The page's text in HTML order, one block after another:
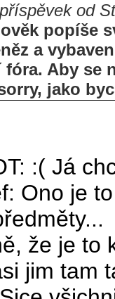
od
popíše
a
fóra. Aby se
jako
:( Já
Ono je
že je to
jim tam